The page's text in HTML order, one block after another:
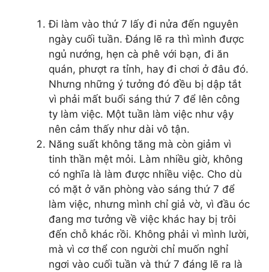
Đi làm vào thứ 7 lấy đi nửa đến nguyên
ngày cuối tuần. Đáng lẽ ra thì mình được
ngủ nướng, hẹn cà phê với bạn, đi ăn
quán, phượt ra tỉnh, hay đi chơi ở đâu đó.
Nhưng những ý tưởng đó đều bị dập tắt
vì phải mất buổi sáng thứ 7 để lên công
ty làm việc. Một tuần làm việc như vậy
nên cảm thấy như dài vô tận.
Năng suất không tăng mà còn giảm vì
tinh thần mệt mỏi. Làm nhiều giờ, không
có nghĩa là làm được nhiều việc. Cho dù
có mặt ở văn phòng vào sáng thứ 7 để
làm việc, nhưng mình chỉ giả vờ, vì đầu óc
đang mơ tưởng về việc khác hay bị trôi
đến chỗ khác rồi. Không phải vì mình lười,
mà vì cơ thể con người chỉ muốn nghỉ
ngơi vào cuối tuần và thứ 7 đáng lẽ ra là